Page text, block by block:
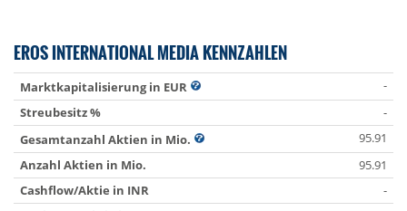
EROS INTERNATIONAL MEDIA KENNZAHLEN
Marktkapitalisierung in EUR
-
Streubesitz %
-
Gesamtanzahl Aktien in Mio.
95.91
Anzahl Aktien in Mio.
95.91
Cashflow/Aktie in INR
-